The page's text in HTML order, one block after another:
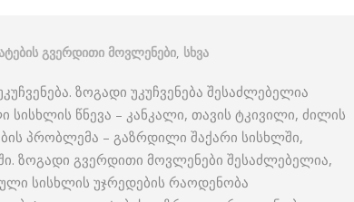
გვერდითი მოვლენები, სხვა
ზოგადი უკუჩვენება შესაძლებელია
სისხლის წნევა – კანკალი, თავის ტკივილი, ძილის
პრობლემა – გაზრდილი შაქარი სისხლში,
ზოგადი გვერდითი მოვლენები შესაძლებელია,
სისხლის უჯრედების რაოდენობა